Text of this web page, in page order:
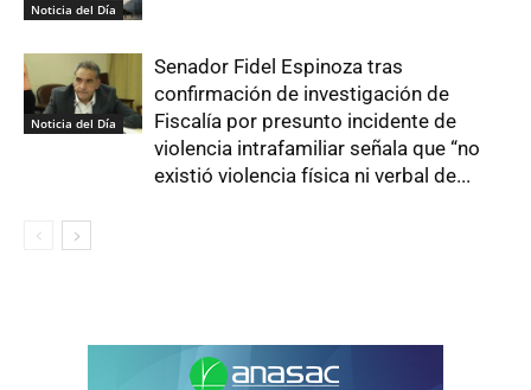
Noticia del Día
Noticia del Día
Senador Fidel Espinoza tras
confirmación de investigación de
Fiscalía por presunto incidente de
violencia intrafamiliar señala que “no
existió violencia física ni verbal de...